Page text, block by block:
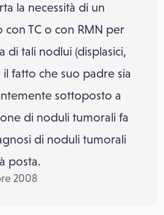
la necessità di un
TC o con RMN per
di tali nodlui (displasici,
il fatto che suo padre sia
sottoposto a
di noduli tumorali fa
di noduli tumorali
posta.
2008